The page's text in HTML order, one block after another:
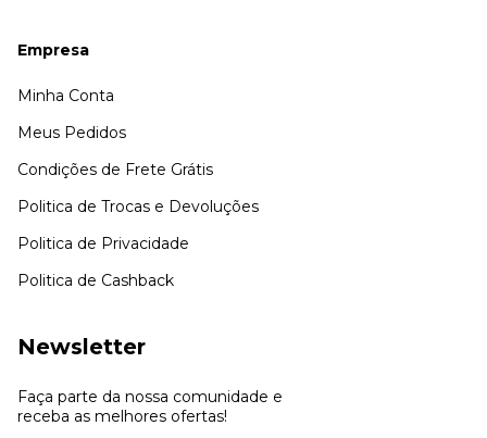
Empresa
Minha Conta
Meus Pedidos
Condições de Frete Grátis
Politica de Trocas e Devoluções
Politica de Privacidade
Politica de Cashback
Newsletter
Faça parte da nossa comunidade e
receba as melhores ofertas!